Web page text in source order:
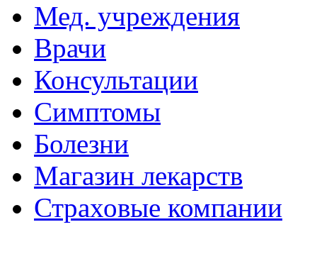
Мед. учреждения
Врачи
Консультации
Симптомы
Болезни
Магазин лекарств
Страховые компании